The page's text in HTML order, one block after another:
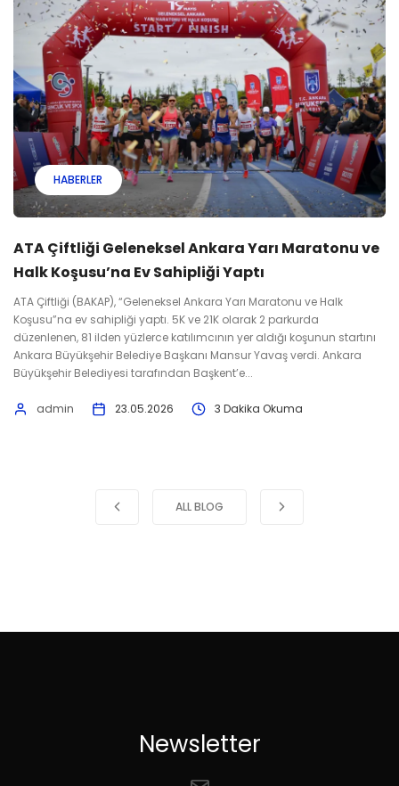
HABERLER
ATA Çiftliği Geleneksel Ankara Yarı Maratonu ve
Halk Koşusu’na Ev Sahipliği Yaptı
ATA Çiftliği (BAKAP), “Geleneksel Ankara Yarı Maratonu ve Halk
Koşusu”na ev sahipliği yaptı. 5K ve 21K olarak 2 parkurda
düzenlenen, 81 ilden yüzlerce katılımcının yer aldığı koşunun startını
Ankara Büyükşehir Belediye Başkanı Mansur Yavaş verdi. Ankara
Büyükşehir Belediyesi tarafından Başkent’e...
admin 23.05.2026 3 Dakika Okuma
ALL BLOG
Newsletter